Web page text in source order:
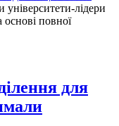
лідери
основі повної
для